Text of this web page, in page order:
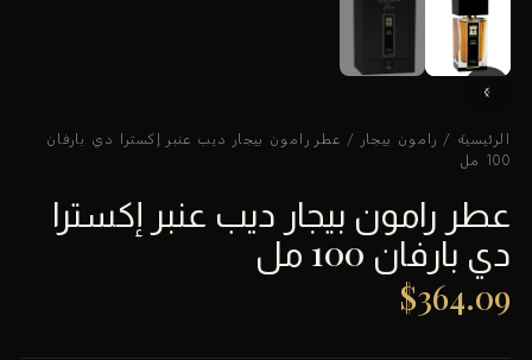
الرئيسية / رامون بيجار / عطر رامون بيجار ديب عنبر إكسترا دي بارفان
100 مل
عطر رامون بيجار ديب عنبر إكسترا
دي بارفان 100 مل
$364.09